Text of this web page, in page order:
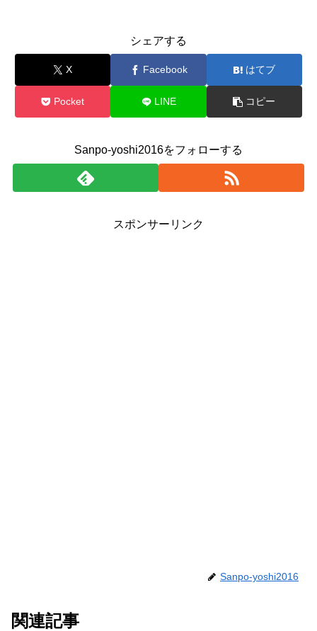
シェアする
X Facebook はてブ
Pocket LINE コピー
Sanpo-yoshi2016をフォローする
スポンサーリンク
Sanpo-yoshi2016
関連記事